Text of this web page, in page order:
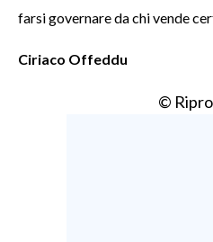
farsi governare da chi vende
Ciriaco Offeddu
©